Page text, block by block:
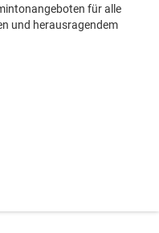
für alle
und heraus­ragendem